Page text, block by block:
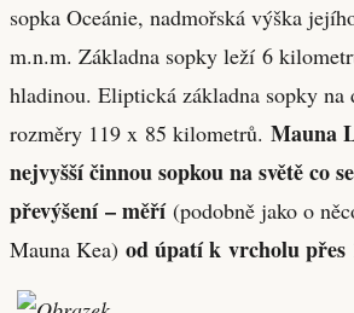
sopka Oceánie, nadmořská výška
m.n.m. Základna sopky leží 6
hladinou. Eliptická základna sopky na
rozměry 119 x 85 kilometrů. Mauna
nejvyšší činnou sopkou na světě co
převýšení – měří(podobně jako o
Mauna Kea) od úpatí k vrcholu